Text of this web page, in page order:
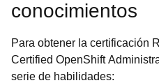
conocimientos
Para obtener la certificación
Certified OpenShift
serie de habilidades: